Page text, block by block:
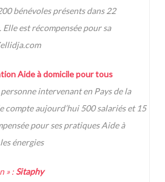
bénévoles présents dans 22
est récompensée pour sa
Aide à domicile pour tous
intervenant en Pays de la
compte aujourd’hui 500 salariés et 15
pour ses pratiques Aide à
énergies
» :Sitaphy